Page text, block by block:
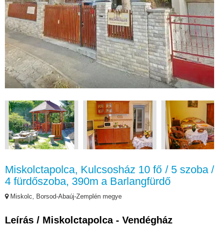
Miskolctapolca, Kulcsosház 10 fő / 5 szoba /
4 fürdőszoba, 390m a Barlangfürdő
Miskolc, Borsod-Abaúj-Zemplén megye
Leírás / Miskolctapolca - Vendégház